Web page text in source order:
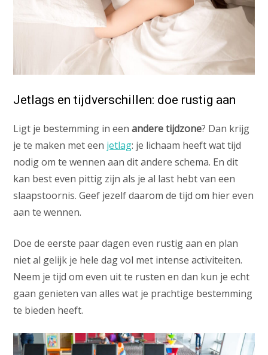
Jetlags en tijdverschillen: doe rustig aan
Ligt je bestemming in eenandere tijdzone? Dan krijg
je te maken met een jetlag: je lichaam heeft wat tijd
nodig om te wennen aan dit andere schema. En dit
kan best even pittig zijn als je al last hebt van een
slaapstoornis. Geef jezelf daarom de tijd om hier even
aan te wennen.
Doe de eerste paar dagen even rustig aan en plan
niet al gelijk je hele dag vol met intense activiteiten.
Neem je tijd om even uit te rusten en dan kun je echt
gaan genieten van alles wat je prachtige bestemming
te bieden heeft.